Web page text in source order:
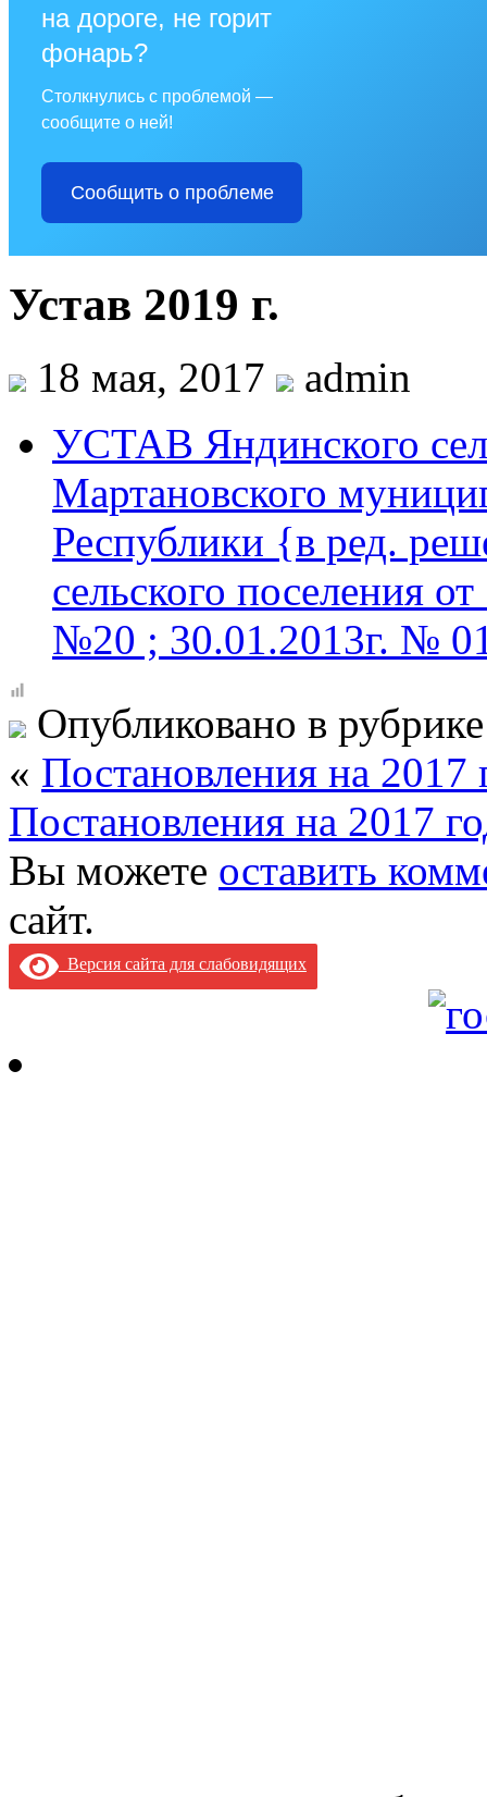
на дороге, не горит
фонарь?
Столкнулись с проблемой —
сообщите о ней!
Сообщить о проблеме
Устав 2019 г.
18 мая, 2017
admin
УСТАВ Яндинского
Мартановского
Республики {в ред.
сельского поселения
№20 ; 30.01.2013г. №
Опубликовано в
« Постановления на 2017
Постановления на 2017
Вы можете оставить
сайт.
Версия сайта для слабовидящих